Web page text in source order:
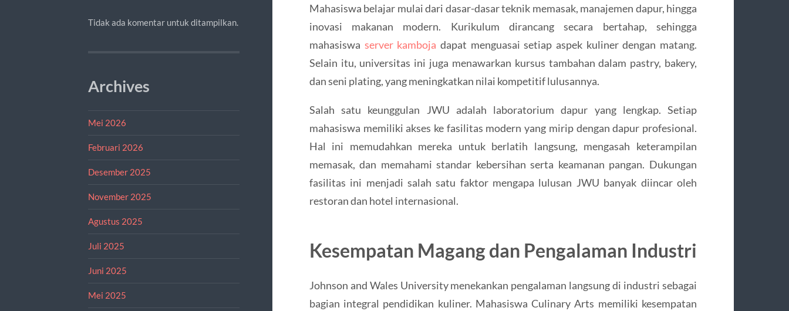
Tidak ada komentar untuk ditampilkan.
Archives
Mei 2026
Februari 2026
Desember 2025
November 2025
Agustus 2025
Juli 2025
Juni 2025
Mei 2025
Mahasiswa belajar mulai dari dasar-dasar teknik memasak, manajemen dapur, hingga
inovasi makanan modern. Kurikulum dirancang secara bertahap, sehingga
mahasiswa server kamboja dapat menguasai setiap aspek kuliner dengan matang.
Selain itu, universitas ini juga menawarkan kursus tambahan dalam pastry, bakery,
dan seni plating, yang meningkatkan nilai kompetitif lulusannya.
Salah satu keunggulan JWU adalah laboratorium dapur yang lengkap. Setiap
mahasiswa memiliki akses ke fasilitas modern yang mirip dengan dapur profesional.
Hal ini memudahkan mereka untuk berlatih langsung, mengasah keterampilan
memasak, dan memahami standar kebersihan serta keamanan pangan. Dukungan
fasilitas ini menjadi salah satu faktor mengapa lulusan JWU banyak diincar oleh
restoran dan hotel internasional.
Kesempatan Magang dan Pengalaman Industri
Johnson and Wales University menekankan pengalaman langsung di industri sebagai
bagian integral pendidikan kuliner. Mahasiswa Culinary Arts memiliki kesempatan